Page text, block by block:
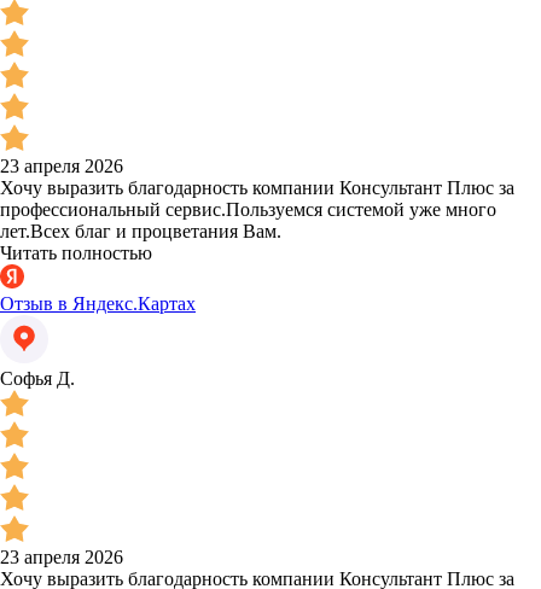
23 апреля 2026
Хочу выразить благодарность компании Консультант Плюс за
профессиональный сервис.Пользуемся системой уже много
лет.Всех благ и процветания Вам.
Читать полностью
Отзыв в Яндекс.Картах
Софья Д.
23 апреля 2026
Хочу выразить благодарность компании Консультант Плюс за